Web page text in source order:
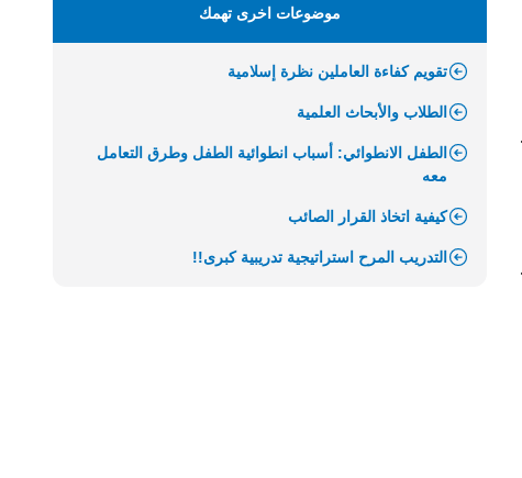
موضوعات اخرى تهمك
تقويم كفاءة العاملين نظرة إسلامية
الطلاب والأبحاث العلمية
الطفل الانطوائي: أسباب انطوائية الطفل وطرق التعامل
معه
كيفية اتخاذ القرار الصائب
التدريب المرح استراتيجية تدريبية كبرى!!